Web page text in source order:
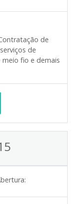
de
de
fio e demais